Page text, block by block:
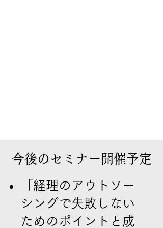
今後のセミナー開催予定
「経理のアウトソー
シングで失敗しない
ためのポイントと成